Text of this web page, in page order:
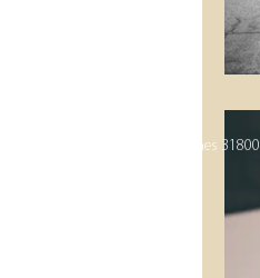
6, Rapaillon de Lasvignes 31800